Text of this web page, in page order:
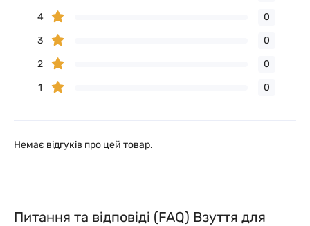
4
0
3
0
2
0
1
0
Немає відгуків про цей товар.
Питання та відповіді (FAQ) Взуття для